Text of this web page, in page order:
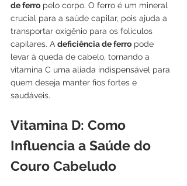
de ferro pelo corpo. O ferro é um mineral
crucial para a saúde capilar, pois ajuda a
transportar oxigênio para os folículos
capilares. A deficiência de ferro pode
levar à queda de cabelo, tornando a
vitamina C uma aliada indispensável para
quem deseja manter fios fortes e
saudáveis.
Vitamina D: Como
Influencia a Saúde do
Couro Cabeludo